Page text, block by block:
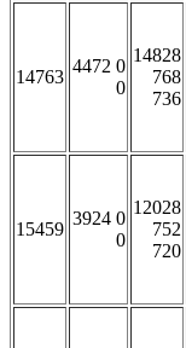
14763
4472 0
0
14828
768
736
15459
3924 0
0
12028
752
720